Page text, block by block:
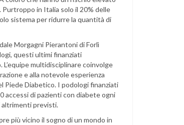
in Italia solo il 20% delle
sistema per ridurre la quantità di
Morgagni Pierantoni di Forlì
questi ultimi finanziati
L’equipe multidisciplinare coinvolge
e alla notevole esperienza
Piede Diabetico. I podologi finanziati
accessi di pazienti con diabete ogni
altrimenti previsti.
più vicino il sogno di un mondo in